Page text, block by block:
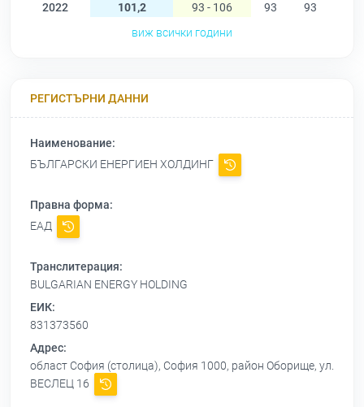
2022
101,2 93 - 106 93 93
виж всички години
РЕГИСТЪРНИ ДАННИ
Наименование:
БЪЛГАРСКИ ЕНЕРГИЕН ХОЛДИНГ
Правна форма:
ЕАД
Транслитерация:
BULGARIAN ENERGY HOLDING
ЕИК:
831373560
Адрес:
област София (столица), София 1000, район Оборище, ул.
ВЕСЛЕЦ 16